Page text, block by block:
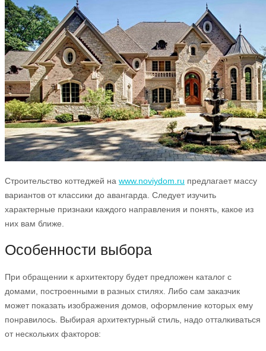
Строительство коттеджей на www.noviydom.ru предлагает массу
вариантов от классики до авангарда. Следует изучить
характерные признаки каждого направления и понять, какое из
них вам ближе.
Особенности выбора
При обращении к архитектору будет предложен каталог с
домами, построенными в разных стилях. Либо сам заказчик
может показать изображения домов, оформление которых ему
понравилось. Выбирая архитектурный стиль, надо отталкиваться
от нескольких факторов: